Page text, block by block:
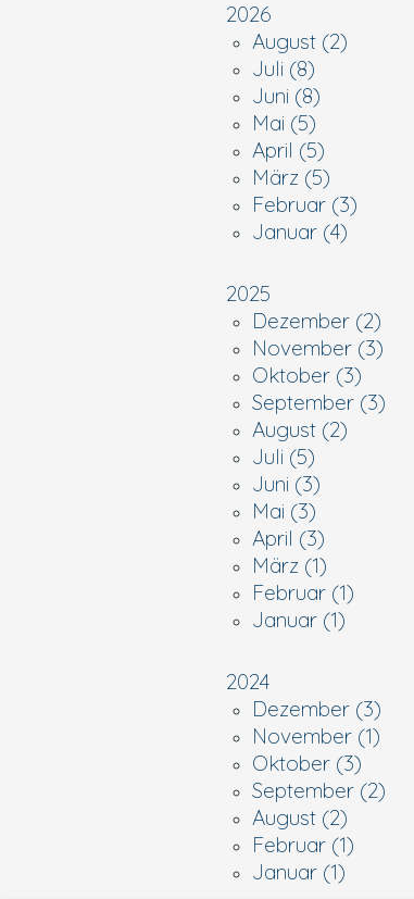
2026
August (2)
Juli (8)
Juni (8)
Mai (5)
April (5)
März (5)
Februar (3)
Januar (4)
2025
Dezember (2)
November (3)
Oktober (3)
September (3)
August (2)
Juli (5)
Juni (3)
Mai (3)
April (3)
März (1)
Februar (1)
Januar (1)
2024
Dezember (3)
November (1)
Oktober (3)
September (2)
August (2)
Februar (1)
Januar (1)